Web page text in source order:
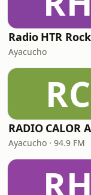
Ayacucho
RC
Ayacucho · 94.9 FM
RH